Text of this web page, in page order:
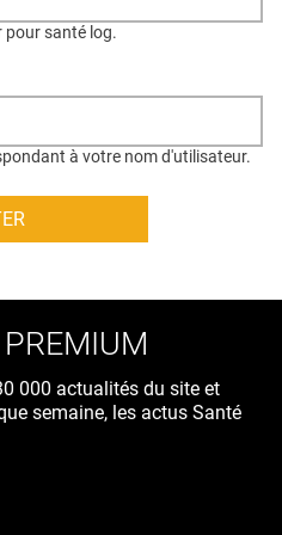
pour santé log.
à votre nom d'utilisateur.
000 actualités du site et
semaine, les actus Santé